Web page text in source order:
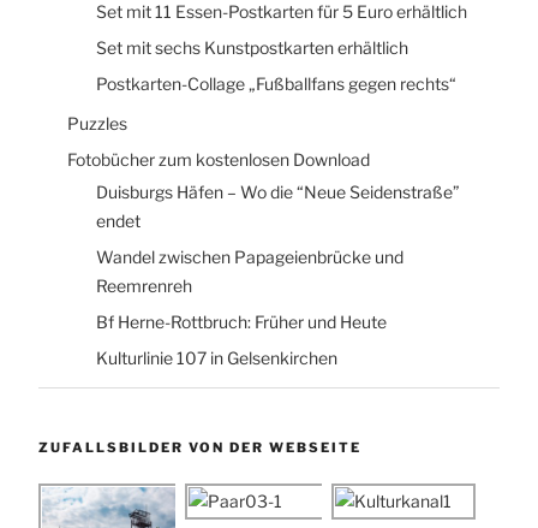
Set mit 11 Essen-Postkarten für 5 Euro erhältlich
Set mit sechs Kunstpostkarten erhältlich
Postkarten-Collage „Fußballfans gegen rechts“
Puzzles
Fotobücher zum kostenlosen Download
Duisburgs Häfen – Wo die “Neue Seidenstraße”
endet
Wandel zwischen Papageienbrücke und
Reemrenreh
Bf Herne-Rottbruch: Früher und Heute
Kulturlinie 107 in Gelsenkirchen
ZUFALLSBILDER VON DER WEBSEITE